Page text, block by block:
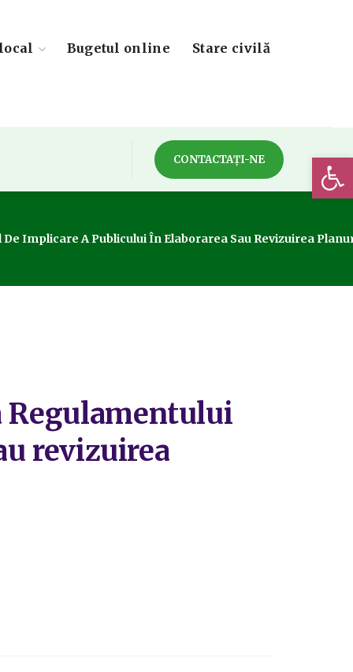
Bugetul online Stare civilă
CONTACTAȚI-NE
Implicare A Publicului În Elaborarea Sau Revizuirea
Regulamentului
revizuirea